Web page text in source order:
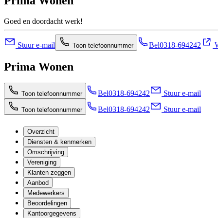
Goed en doordacht werk!
Stuur e-mail Toon telefoonnummer Bel0318-694242
Prima Wonen
Toon telefoonnummer Bel0318-694242 Stuur e-mail
Toon telefoonnummer Bel0318-694242 Stuur e-mail
Overzicht
Diensten & kenmerken
Omschrijving
Vereniging
Klanten zeggen
Aanbod
Medewerkers
Beoordelingen
Kantoorgegevens